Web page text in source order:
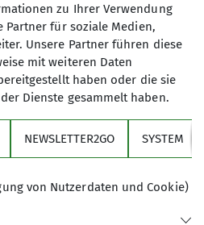
Varda-Sessellift ging es
m) und dann immer
117. Da der Sentiero
Höhenweg als ein
Mit
zu Ihrer Verwendung
Partner für soziale Medien,
Unsere Partner führen diese
mit weiteren Daten
haben oder die sie
Dienste gesammelt haben.
NEWSLETTER2GO SYSTEM
von Nutzerdaten und Cookie)